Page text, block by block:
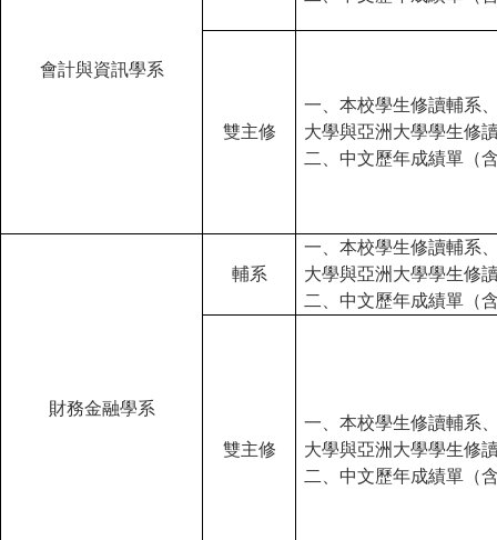
會計與資訊學系
雙主修
一、本校學生修讀輔系
大學與亞洲大學學生修
二、中文歷年成績單（
財務金融學系
輔系
一、本校學生修讀輔系
大學與亞洲大學學生修
二、中文歷年成績單（
雙主修
一、本校學生修讀輔系
大學與亞洲大學學生修
二、中文歷年成績單（